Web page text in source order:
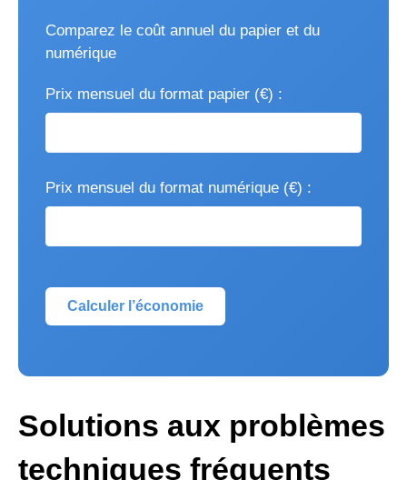
Comparez le coût annuel du papier et du
numérique
Prix mensuel du format papier (€) :
Prix mensuel du format numérique (€) :
Calculer l’économie
Solutions aux problèmes
techniques fréquents